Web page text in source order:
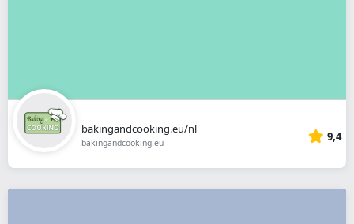
bakingandcooking.eu/nl
bakingandcooking.eu 9,4